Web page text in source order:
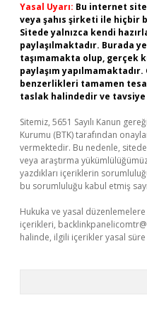
Yasal Uyarı: Bu internet
veya şahıs şirketi ile hiçbir
Sitede yalnızca kendi
paylaşılmaktadır. Burada
taşımamakta olup, gerçek
paylaşım
benzerlikleri tamamen
taslak halindedir ve
Sitemiz, 5651 Sayılı Kanun
Kurumu (BTK) tarafından
vermektedir. Bu nedenle,
veya araştırma
yazdıkları içeriklerin
bu sorumluluğu kabul etmiş
Hukuka ve yasal
içerikleri,
halinde, ilgili içerikler yasal